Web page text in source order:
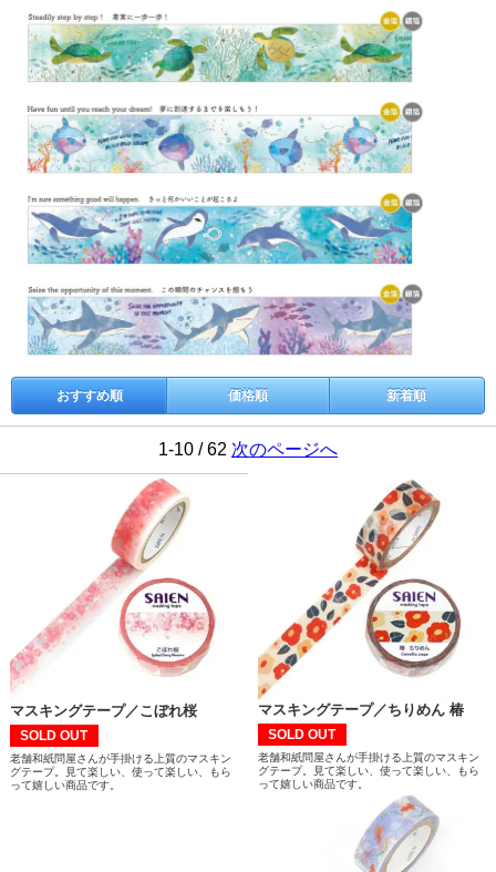
おすすめ順 価格順 新着順
1-10 / 62 次のページへ
マスキングテープ／こぼれ桜
SOLD OUT
老舗和紙問屋さんが手掛ける上質のマスキン
グテープ。見て楽しい、使って楽しい、もら
って嬉しい商品です。
マスキングテープ／ちりめん 椿
SOLD OUT
老舗和紙問屋さんが手掛ける上質のマスキン
グテープ。見て楽しい、使って楽しい、もら
って嬉しい商品です。